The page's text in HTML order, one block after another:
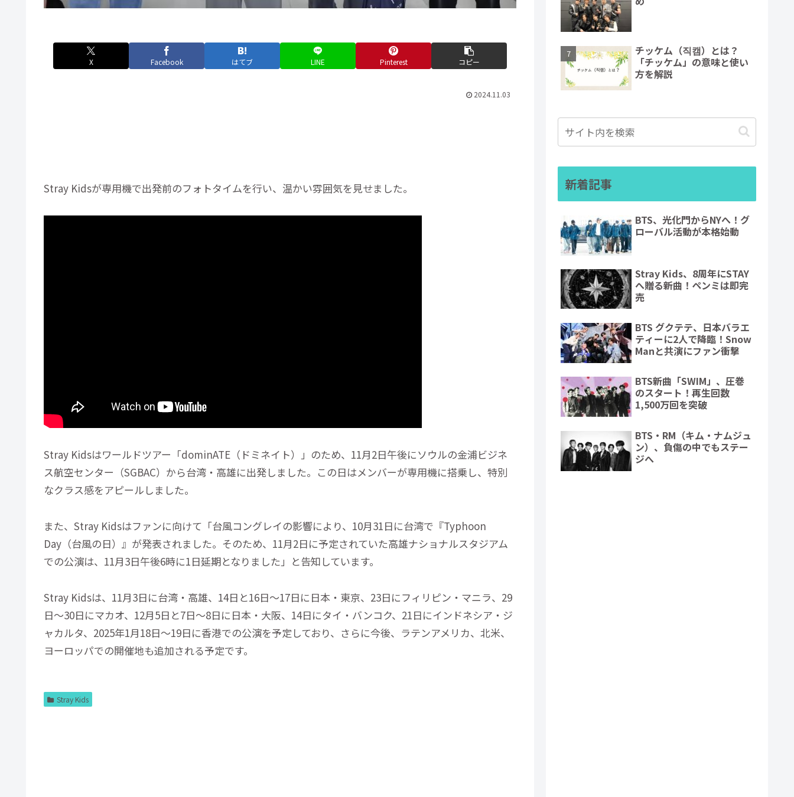
X Facebook はてブ LINE Pinterest コピー
2024.11.03
Stray Kidsが専用機で出発前のフォトタイムを行い、温かい雰囲気を見せました。
Stray Kidsはワールドツアー「dominATE（ドミネイト）」のため、11月2日午後にソウルの金浦ビジネ
ス航空センター（SGBAC）から台湾・高雄に出発しました。この日はメンバーが専用機に搭乗し、特別
なクラス感をアピールしました。
また、Stray Kidsはファンに向けて「台風コングレイの影響により、10月31日に台湾で『Typhoon
Day（台風の日）』が発表されました。そのため、11月2日に予定されていた高雄ナショナルスタジアム
での公演は、11月3日午後6時に1日延期となりました」と告知しています。
Stray Kidsは、11月3日に台湾・高雄、14日と16日〜17日に日本・東京、23日にフィリピン・マニラ、29
日〜30日にマカオ、12月5日と7日〜8日に日本・大阪、14日にタイ・バンコク、21日にインドネシア・ジ
ャカルタ、2025年1月18日〜19日に香港での公演を予定しており、さらに今後、ラテンアメリカ、北米、
ヨーロッパでの開催地も追加される予定です。
Stray Kids
チッケム（직캠）とは？
「チッケム」の意味と使い
方を解説
新着記事
BTS、光化門からNYへ！グ
ローバル活動が本格始動
Stray Kids、8周年にSTAY
へ贈る新曲！ペンミは即完
売
BTS グクテテ、日本バラエ
ティーに2人で降臨！Snow
Manと共演にファン衝撃
BTS新曲「SWIM」、圧巻
のスタート！再生回数
1,500万回を突破
BTS・RM（キム・ナムジュ
ン）、負傷の中でもステー
ジへ